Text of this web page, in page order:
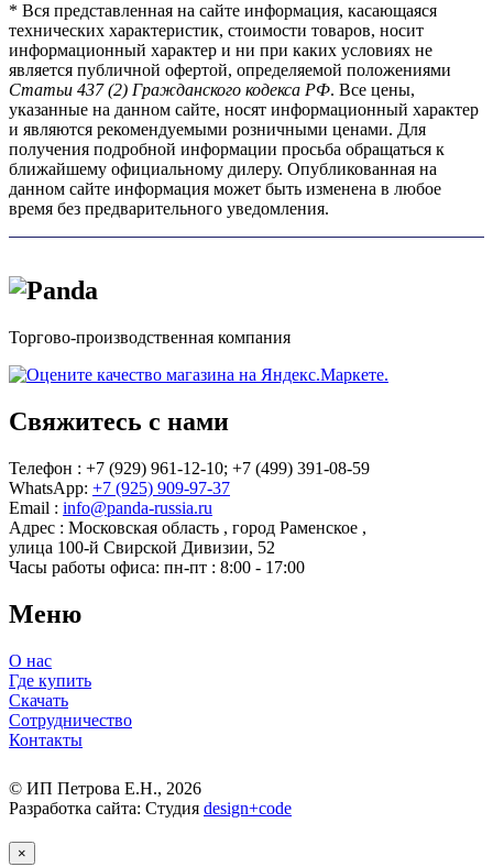
* Вся представленная на сайте информация, касающаяся
технических характеристик, стоимости товаров, носит
информационный характер и ни при каких условиях не
является публичной офертой, определяемой положениями
Статьи 437 (2) Гражданского кодекса РФ. Все цены,
указанные на данном сайте, носят информационный характер
и являются рекомендуемыми розничными ценами. Для
получения подробной информации просьба обращаться к
ближайшему официальному дилеру. Опубликованная на
данном сайте информация может быть изменена в любое
время без предварительного уведомления.
Торгово-производственная компания
Свяжитесь с нами
Телефон : +7 (929) 961-12-10; +7 (499) 391-08-59
WhatsApp: +7 (925) 909-97-37
Email : info@panda-russia.ru
Адрес : Московская область , город Раменское ,
улица 100-й Свирской Дивизии, 52
Часы работы офиса: пн-пт : 8:00 - 17:00
Меню
О нас
Где купить
Скачать
Сотрудничество
Контакты
© ИП Петрова Е.Н., 2026
Разработка сайта: Студия design+code
×